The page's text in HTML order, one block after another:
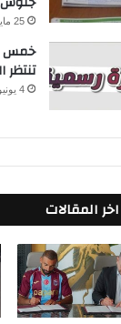
25 مايو، 2026
خمس
تنتظر
4 يونيو، 2026
اخر المقالات